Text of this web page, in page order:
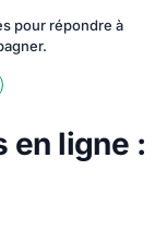
le
bon
Service
pour répondre à
en ligne :